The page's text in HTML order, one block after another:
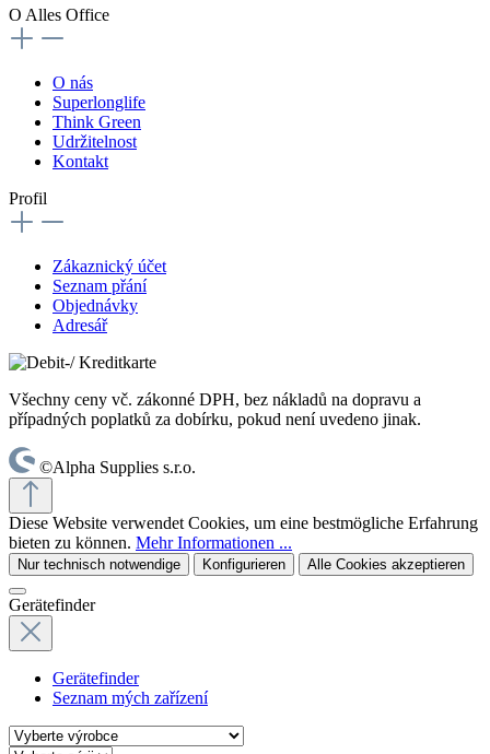
O Alles Office
O nás
Superlonglife
Think Green
Udržitelnost
Kontakt
Profil
Zákaznický účet
Seznam přání
Objednávky
Adresář
Všechny ceny vč. zákonné DPH, bez nákladů na dopravu a
případných poplatků za dobírku, pokud není uvedeno jinak.
©Alpha Supplies s.r.o.
Diese Website verwendet Cookies, um eine bestmögliche Erfahrung
bieten zu können. Mehr Informationen ...
Nur technisch notwendige Konfigurieren Alle Cookies akzeptieren
Gerätefinder
Gerätefinder
Seznam mých zařízení